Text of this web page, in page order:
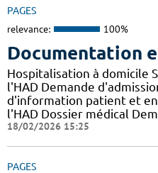
PAGES
relevance: 100%
Documentation
Hospitalisation à domicile
l'HAD Demande
d'information patient et
l'HAD Dossier médical
18/02/2026 15:25
PAGES